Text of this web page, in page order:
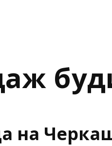
на